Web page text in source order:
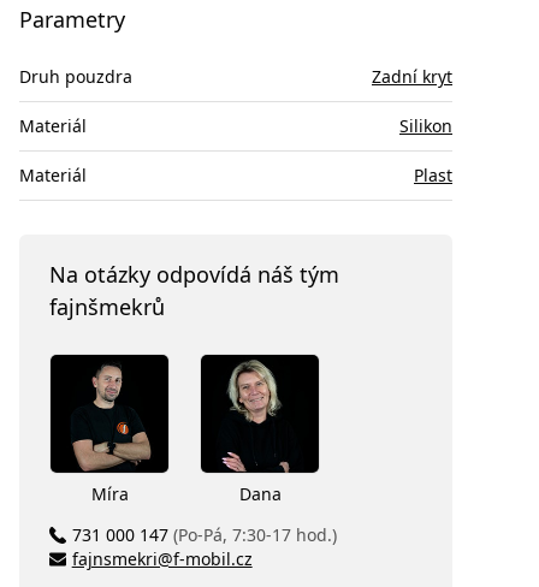
Parametry
Druh pouzdra Zadní kryt
Materiál Silikon
Materiál Plast
Na otázky odpovídá náš tým
fajnšmekrů
Míra
Dana
731 000 147 (Po-Pá, 7:30-17 hod.)
fajnsmekri@f-mobil.cz